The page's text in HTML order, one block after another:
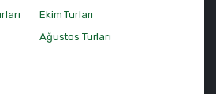
Ekim Turları
Ağustos Turları